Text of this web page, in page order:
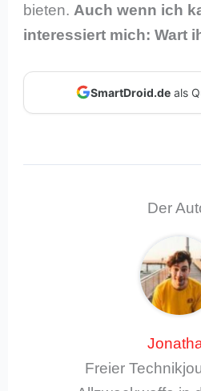
bieten. Auch wenn ich
interessiert mich: Wart
SmartDroid.deals
Der
Freier